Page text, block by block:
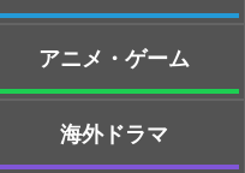
アニメ・ゲーム
海外ドラマ